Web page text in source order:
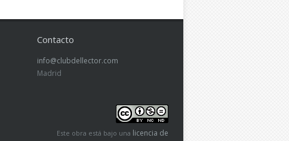
Contacto
info@clubdellector.com
Madrid
Este obra está bajo una licencia de